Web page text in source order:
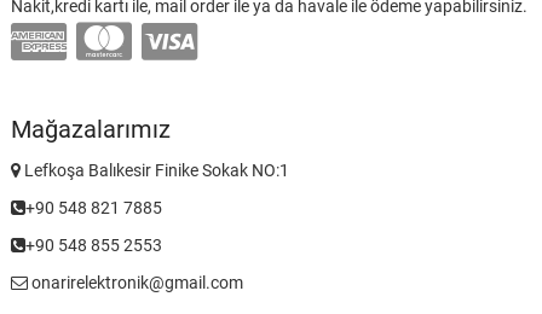
Nakit,kredi kartı ile, mail order ile ya da havale ile ödeme yapabilirsiniz.
Mağazalarımız
Lefkoşa Balıkesir Finike Sokak NO:1
+90 548 821 7885
+90 548 855 2553
onarirelektronik@gmail.com